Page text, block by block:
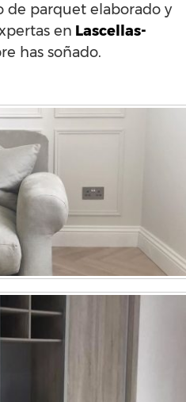
de parquet elaborado y
en Lascellas-
has soñado.